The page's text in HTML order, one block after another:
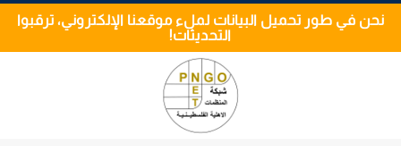
نحن في طور تحميل البيانات لملء موقعنا الإلكتروني، ترقبوا
التحديثات!